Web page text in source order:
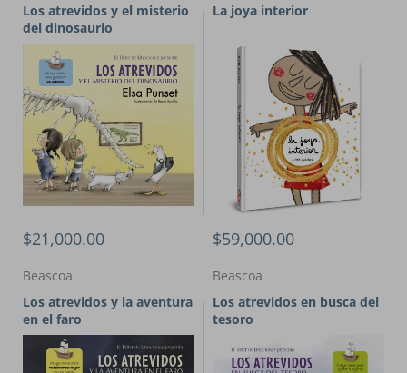
Los atrevidos y el misterio
del dinosaurio
$21,000.00
La joya interior
$59,000.00
Beascoa
Los atrevidos y la aventura
en el faro
Beascoa
Los atrevidos en busca del
tesoro